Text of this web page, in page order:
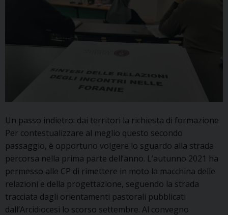
Un passo indietro: dai territori la richiesta di formazione
Per contestualizzare al meglio questo secondo
passaggio, è opportuno volgere lo sguardo alla strada
percorsa nella prima parte dell’anno. L’autunno 2021 ha
permesso alle CP di rimettere in moto la macchina delle
relazioni e della progettazione, seguendo la strada
tracciata dagli orientamenti pastorali pubblicati
dall’Arcidiocesi lo scorso settembre. Al convegno